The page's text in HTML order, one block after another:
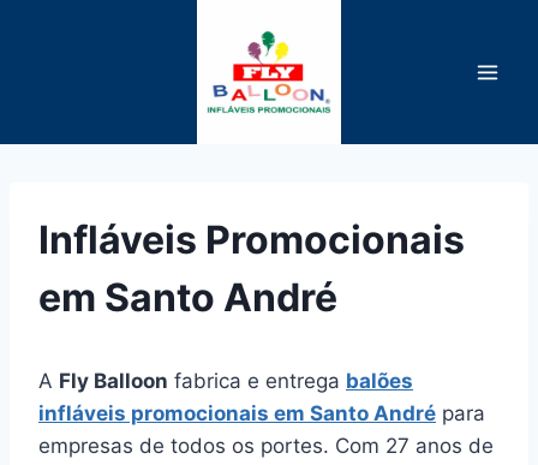
Infláveis Promocionais
em Santo André
A Fly Balloon fabrica e entrega balões
infláveis promocionais em Santo André para
empresas de todos os portes. Com 27 anos de